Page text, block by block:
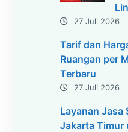
27 Juli 2026
Tarif dan
Ruangan per
Terbaru
27 Juli 2026
Layanan Jasa
Jakarta Timur